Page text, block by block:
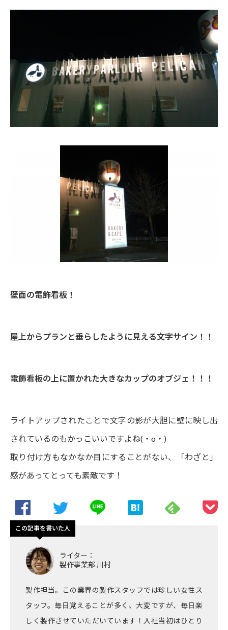
壁面の電飾看板！
屋上からプランと垂らしたように見える文字サイン！！
電飾看板の上に置かれた大きなカップのオブジェ！！！
ライトアップされたことで文字の影が大胆に壁に映し出
されているのもかっこいいですよね(・o・)
取り付け方もなかなか目にすることがない、「わざと」
感があってとっても素敵です！
ライター：
製作事業部 川村
製作担当。この業界の製作スタッフでは珍しい女性ス
タッフ。毎日覚えることが多く、大変ですが、毎日楽
しく製作させていただいています！入社当初はひとり
この記事を書いた人